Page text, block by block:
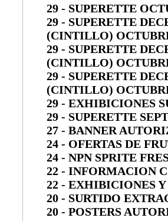
29 - SUPERETTE
29 - SUPERETTE
(CINTILLO)
29 - SUPERETTE
(CINTILLO)
29 - SUPERETTE
(CINTILLO)
29 - EXHIBICIONES
29 - SUPERETTE
27 - BANNER
24 - OFERTAS DE
24 - NPN SPRITE
22 - INFORMACION
22 - EXHIBICIONES
20 - SURTIDO
20 - POSTERS